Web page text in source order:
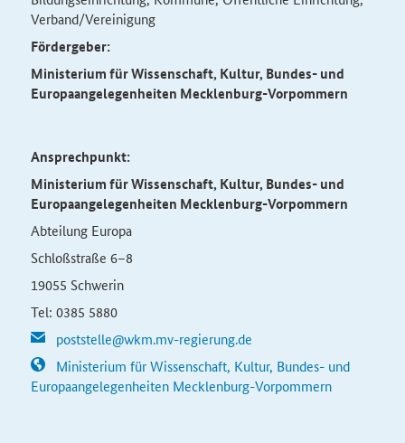
Verband/Vereinigung
Fördergeber:
Ministerium für Wissenschaft, Kultur, Bundes- und
Europaangelegenheiten Mecklenburg-Vorpommern
Ansprechpunkt:
Ministerium für Wissenschaft, Kultur, Bundes- und
Europaangelegenheiten Mecklenburg-Vorpommern
Abteilung Europa
Schloßstraße 6–8
19055 Schwerin
Tel: 0385 5880
poststelle@wkm.mv-regierung.de
Ministerium für Wissenschaft, Kultur, Bundes- und
Europaangelegenheiten Mecklenburg-Vorpommern